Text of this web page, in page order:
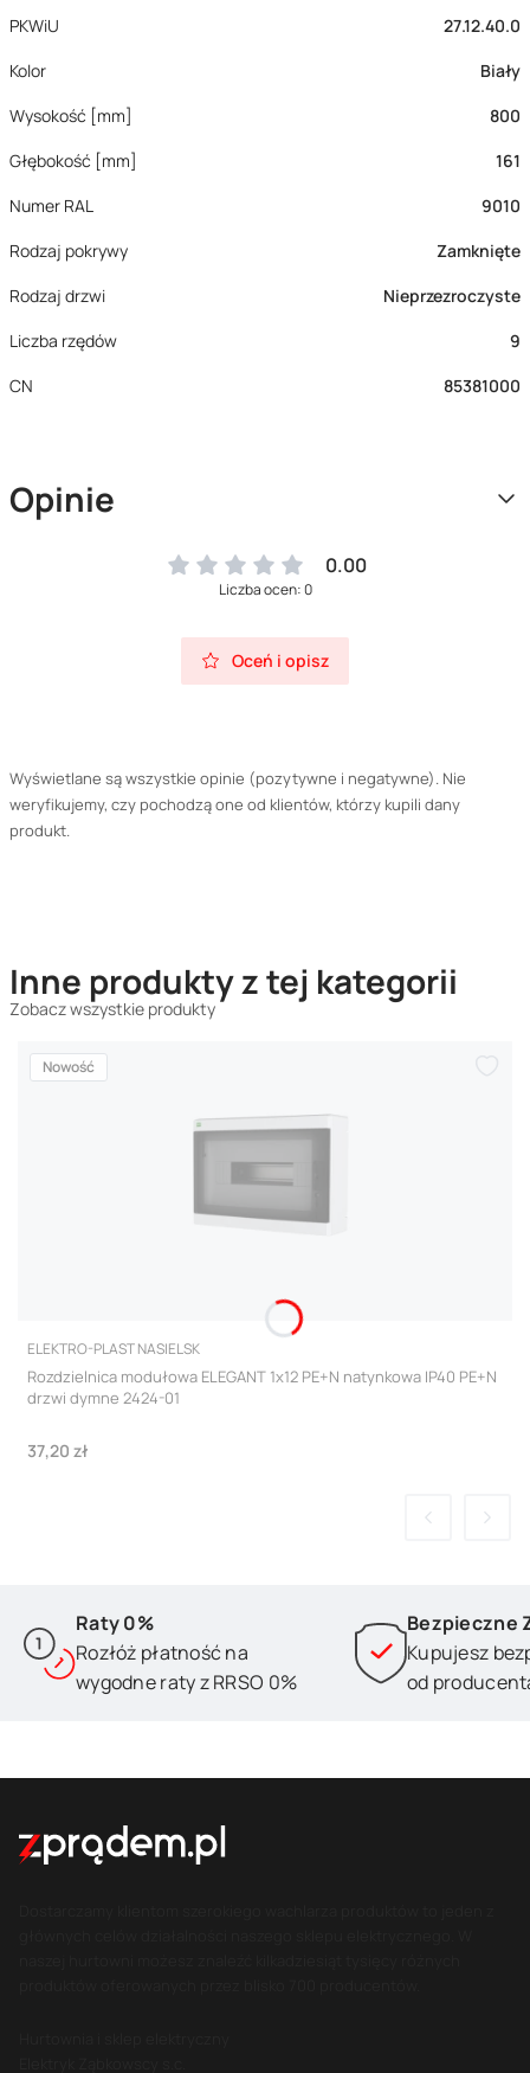
PKWiU
27.12.40.0
Kolor
Biały
Wysokość [mm]
800
Głębokość [mm]
161
Numer RAL
9010
Rodzaj pokrywy
Zamknięte
Rodzaj drzwi
Nieprzezroczyste
Liczba rzędów
9
CN
85381000
Opinie
0.00
Liczba ocen: 0
Oceń i opisz
Wyświetlane są wszystkie opinie (pozytywne i negatywne). Nie
weryfikujemy, czy pochodzą one od klientów, którzy kupili dany
produkt.
Inne produkty z tej kategorii
Zobacz wszystkie produkty
Nowość
PRODUCENT
ELEKTRO-PLAST NASIELSK
Rozdzielnica modułowa ELEGANT 1x12 PE+N natynkowa IP40 PE+N
drzwi dymne 2424-01
Cena
37,20 zł
Raty 0%
Rozłóż płatność na
wygodne raty z RRSO 0%
Bezpieczne
Kupujesz
od